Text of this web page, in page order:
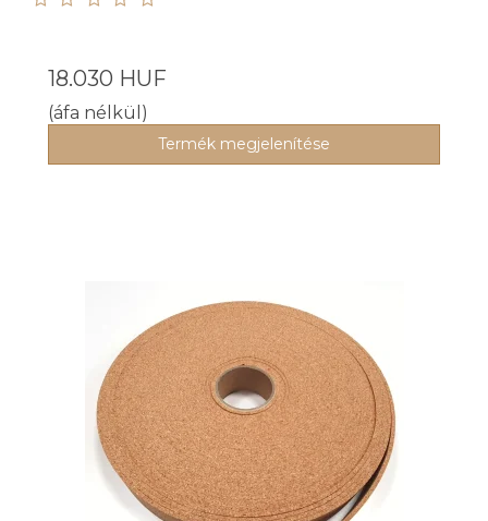
18.030 HUF
(áfa nélkül)
Termék megjelenítése